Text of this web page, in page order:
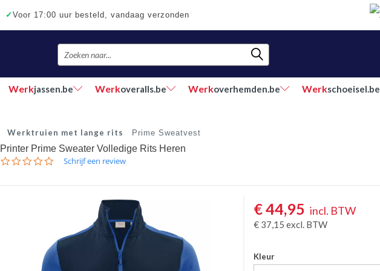
✓ Voor 17:00 uur besteld, vandaag verzonden
Werkjassen.be Werkoveralls.be Werkoverhemden.be Werkschoeisel.be
Werktruien met lange rits Prime Sweatvest
Printer Prime Sweater Volledige Rits Heren
0.0Schrijf een review
€44,95 incl. BTW
€ 37,15 excl. BTW
Kleur